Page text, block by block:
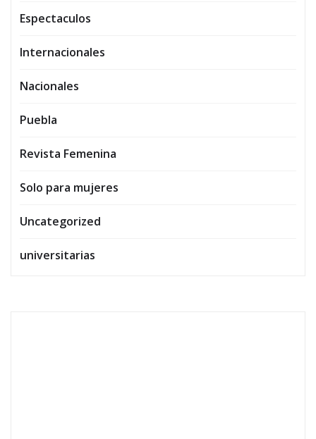
Espectaculos
Internacionales
Nacionales
Puebla
Revista Femenina
Solo para mujeres
Uncategorized
universitarias